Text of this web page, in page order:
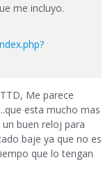
me incluyo.
Me parece
esta mucho mas
buen reloj para
baje ya que no es
que lo tengan